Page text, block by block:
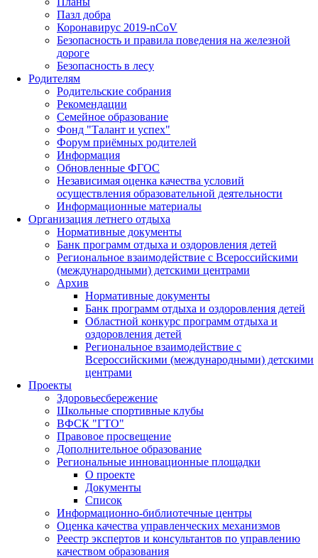
Пазл добра
Коронавирус 2019-nCoV
Безопасность и правила поведения на железной
дороге
Безопасность в лесу
Родителям
Родительские собрания
Рекомендации
Семейное образование
Фонд "Талант и успех"
Форум приёмных родителей
Информация
Обновленные ФГОС
Независимая оценка качества условий
осуществления образовательной деятельности
Информационные материалы
Организация летнего отдыха
Нормативные документы
Банк программ отдыха и оздоровления детей
Региональное взаимодействие с Всероссийскими
(международными) детскими центрами
Архив
Нормативные документы
Банк программ отдыха и оздоровления детей
Областной конкурс программ отдыха и
оздоровления детей
Региональное взаимодействие с
Всероссийскими (международными) детскими
центрами
Проекты
Здоровьесбережение
Школьные спортивные клубы
ВФСК "ГТО"
Правовое просвещение
Дополнительное образование
Региональные инновационные площадки
О проекте
Документы
Список
Информационно-библиотечные центры
Оценка качества управленческих механизмов
Реестр экспертов и консультантов по управлению
качеством образования